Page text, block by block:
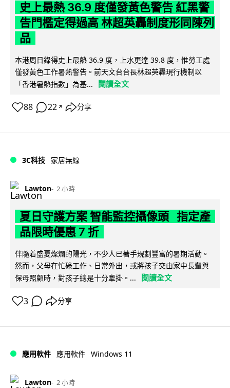
史上最熱 36.9 度僅發黃色警告 紅黑警
告門檻定得過高 林超英轟制度形同陳列
品
本港周日錄得史上最熱 36.9 度，上水更達 39.8 度，惟勞工處
僅發黃色工作暑熱警告。前天文台台長林超英轟現行機制以
「香港暑熱指數」為基...
閱讀全文
88 22 ↗ 分享
3C科技 家居無線
Lawton 2 小時
夏日守護方案 智能監控攝像頭 指定產
品限時優惠 7 折
伴隨着盛夏燦爛的陽光，不少人已著手規劃豐富的暑期活動。
然而，父母在忙碌工作、日常外出，或將孩子交由家中長輩與
保母照顧時，對孩子總是十分牽掛。...
閱讀全文
3 分享
應用軟件 應用軟件 Windows 11
Lawton 2 小時